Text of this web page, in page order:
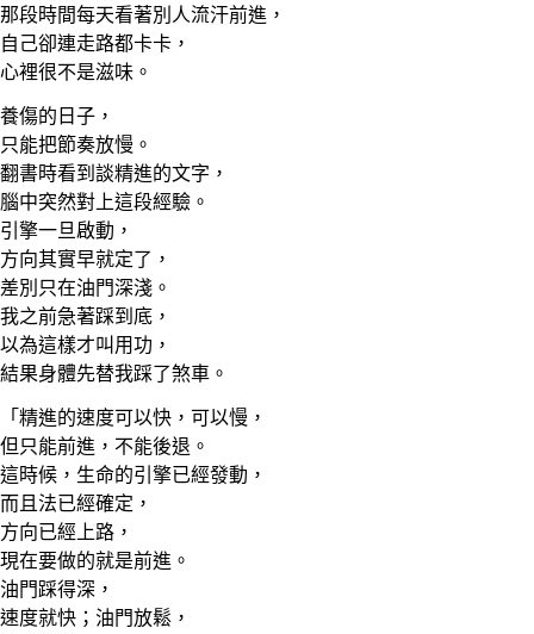
那段時間每天看著別人流汗前進，
自己卻連走路都卡卡，
心裡很不是滋味。
養傷的日子，
只能把節奏放慢。
翻書時看到談精進的文字，
腦中突然對上這段經驗。
引擎一旦啟動，
方向其實早就定了，
差別只在油門深淺。
我之前急著踩到底，
以為這樣才叫用功，
結果身體先替我踩了煞車。
「精進的速度可以快，可以慢，
但只能前進，不能後退。
這時候，生命的引擎已經發動，
而且法已經確定，
方向已經上路，
現在要做的就是前進。
油門踩得深，
速度就快；油門放鬆，